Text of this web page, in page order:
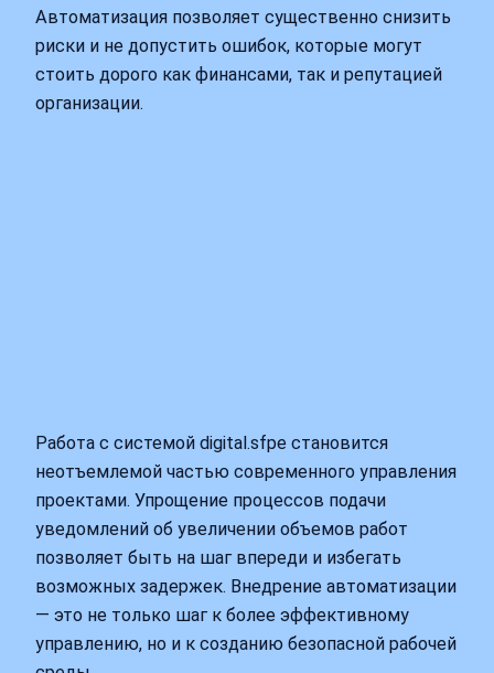
Автоматизация позволяет существенно снизить
риски и не допустить ошибок, которые могут
стоить дорого как финансами, так и репутацией
организации.
Работа с системой digital.sfpe становится
неотъемлемой частью современного управления
проектами. Упрощение процессов подачи
уведомлений об увеличении объемов работ
позволяет быть на шаг впереди и избегать
возможных задержек. Внедрение автоматизации
— это не только шаг к более эффективному
управлению, но и к созданию безопасной рабочей